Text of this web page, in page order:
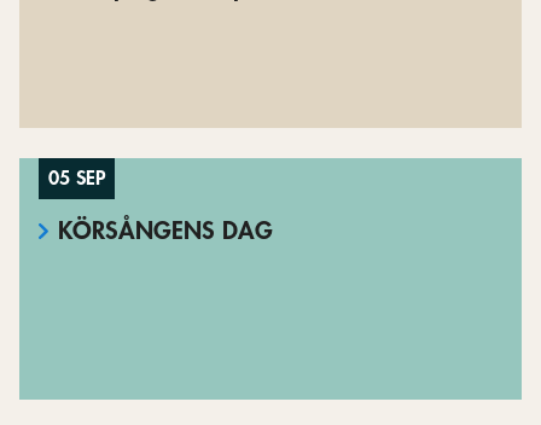
05 SEP
KÖRSÅNGENS DAG